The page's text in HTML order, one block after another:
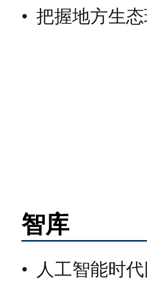
把握地方生态环
智库
人工智能时